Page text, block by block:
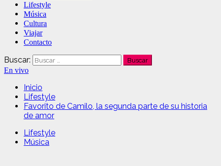
Lifestyle
Música
Cultura
Viajar
Contacto
Buscar:
En vivo
Inicio
Lifestyle
Favorito de Camilo, la segunda parte de su historia
de amor
Lifestyle
Música